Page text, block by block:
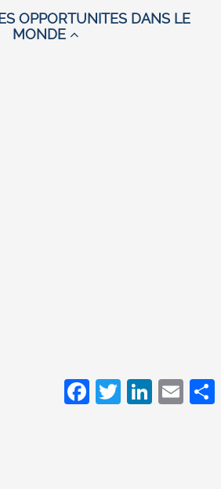
OPPORTUNITES DANS LE
MONDE
FacebookTwitter LinkedInEmail